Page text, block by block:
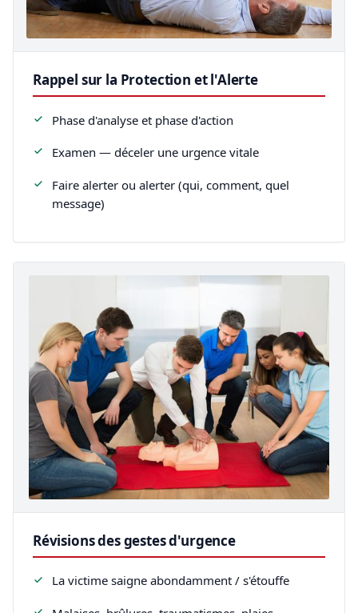
Rappel sur la Protection et l'Alerte
Phase d'analyse et phase d'action
Examen — déceler une urgence vitale
Faire alerter ou alerter (qui, comment, quel
message)
Révisions des gestes d'urgence
La victime saigne abondamment / s'étouffe